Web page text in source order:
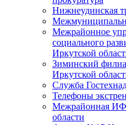
Нижнеудинская
Межрайонное
социального
Иркутской
Зиминский
Иркутской
Служба
Телефоны
Межрайонная
области